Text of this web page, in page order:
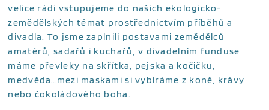
velice rádi vstupujeme do našich ekologicko-
zemědělských témat prostřednictvím příběhů a
divadla. To jsme zaplnili postavami zemědělců
amatérů, sadařů i kuchařů, v divadelním funduse
máme převleky na skřítka, pejska a kočičku,
medvěda…mezi maskami si vybíráme z koně, krávy
nebo čokoládového boha.